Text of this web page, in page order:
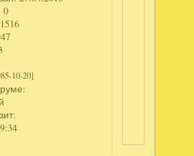
0
10-20]